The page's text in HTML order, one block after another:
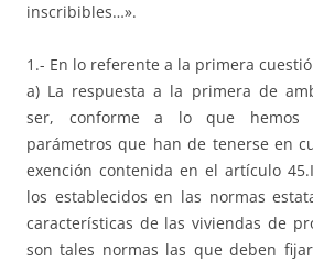
inscribibles…».
1.- En lo referente a la primera
a) La respuesta a la primera de
ser, conforme a lo que hemos
parámetros que han de tenerse en
exención contenida en el artículo
los establecidos en las normas
características de las viviendas de
son tales normas las que deben